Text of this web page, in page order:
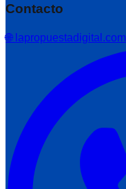
Contacto
🌐 lapropuestadigital.com